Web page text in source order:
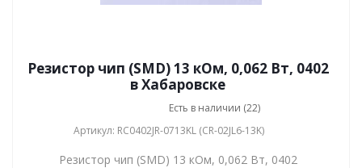
Резистор чип (SMD) 13 кОм, 0,062 Вт, 0402
в Хабаровске
Есть в наличии (22)
Артикул: RC0402JR-0713KL (CR-02JL6-13K)
Резистор чип (SMD) 13 кОм, 0,062 Вт, 0402